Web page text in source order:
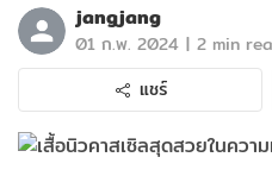
jangjang
01 ก.พ. 2024 | 2 min
แชร์